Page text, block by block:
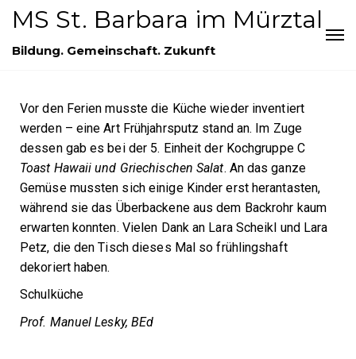
MS St. Barbara im Mürztal
Bildung. Gemeinschaft. Zukunft
Vor den Ferien musste die Küche wieder inventiert
werden – eine Art Frühjahrsputz stand an. Im Zuge
dessen gab es bei der 5. Einheit der Kochgruppe C
Toast Hawaii und Griechischen Salat. An das ganze
Gemüse mussten sich einige Kinder erst herantasten,
während sie das Überbackene aus dem Backrohr kaum
erwarten konnten. Vielen Dank an Lara Scheikl und Lara
Petz, die den Tisch dieses Mal so frühlingshaft
dekoriert haben.
Schulküche
Prof. Manuel Lesky, BEd